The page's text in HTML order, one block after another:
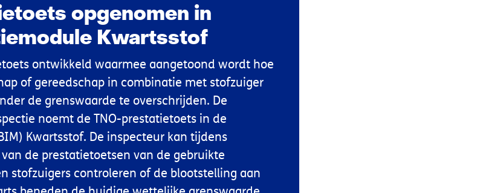
opgenomen in
Kwartsstof
ontwikkeld waarmee aangetoond wordt hoe
of gereedschap in combinatie met stofzuiger
de grenswaarde te overschrijden. De
noemt de TNO-prestatietoets in de
Kwartsstof. De inspecteur kan tijdens
de prestatietoetsen van de gebruikte
stofzuigers controleren of de blootstelling aan